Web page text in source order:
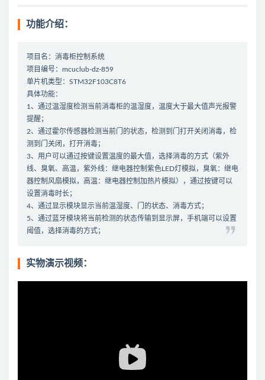
功能介绍：
项目名：消毒柜控制系统
项目编号：mcuclub-dz-859
单片机类型：STM32F103C8T6
具体功能：
1、通过温湿度检测当前消毒柜的温湿度，温度大于最大值声光报警
提醒；
2、通过霍尔传感器检测当前门的状态，检测到门打开关闭消毒，检
测到门关闭，打开消毒；
3、用户可以通过按键设置温度的最大值，选择消毒的方式（紫外
线、臭氧、高温，紫外线：继电器控制紫色LED灯模拟，臭氧：继电
器控制风扇模拟，高温：继电器控制加热片模拟），通过按键可以
设置消毒时长；
4、通过显示模块显示当前温湿度、门的状态、消毒方式；
5、通过蓝牙模块将当前检测的状态传输到显示屏，手机端可以设置
阈值，选择消毒的方式；
实物演示视频：